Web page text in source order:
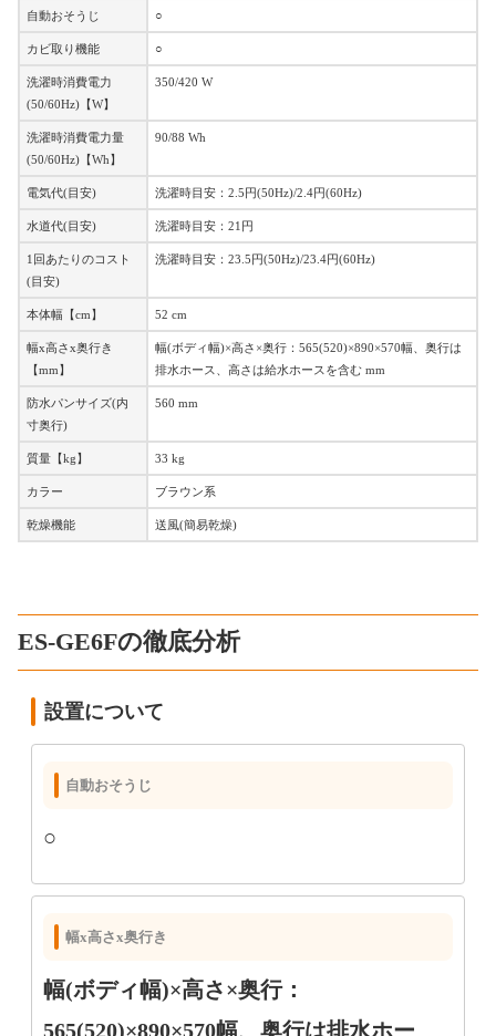
自動おそうじ ○
カビ取り機能 ○
洗濯時消費電力
(50/60Hz)【W】
350/420 W
洗濯時消費電力量
(50/60Hz)【Wh】
90/88 Wh
電気代(目安) 洗濯時目安：2.5円(50Hz)/2.4円(60Hz)
水道代(目安) 洗濯時目安：21円
1回あたりのコスト
(目安)
洗濯時目安：23.5円(50Hz)/23.4円(60Hz)
本体幅【cm】 52 cm
幅x高さx奥行き
【mm】
幅(ボディ幅)×高さ×奥行：565(520)×890×570幅、奥行は
排水ホース、高さは給水ホースを含む mm
防水パンサイズ(内
寸奥行)
560 mm
質量【kg】 33 kg
カラー ブラウン系
乾燥機能 送風(簡易乾燥)
ES-GE6Fの徹底分析
設置について
自動おそうじ
○
幅x高さx奥行き
幅(ボディ幅)×高さ×奥行：
565(520)×890×570幅、奥行は排水ホー